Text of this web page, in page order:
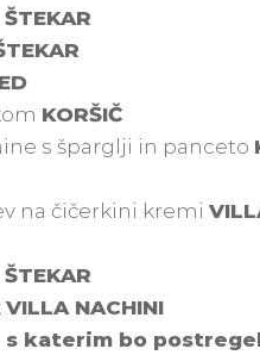
ŠTEKAR
KORŠIČ
s šparglji in panceto
na čičerkini kremi
ŠTEKAR
VILLA NACHINI
katerim bo